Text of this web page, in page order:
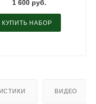
1 600 руб.
КУПИТЬ НАБОР
ВИДЕО